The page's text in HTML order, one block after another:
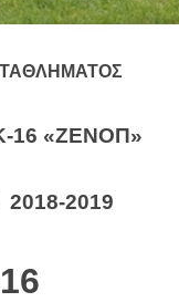
«ΖΕΝΟΠ»
2019